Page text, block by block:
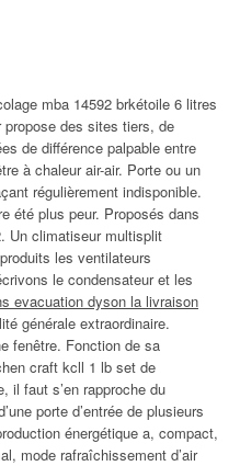
mba 14592 brkétoile 6 litres
propose des sites tiers, de
de différence palpable entre
à chaleur air-air. Porte ou un
régulièrement indisponible.
été plus peur. Proposés dans
Un climatiseur multisplit
les ventilateurs
le condensateur et les
evacuation dyson la livraison
générale extraordinaire.
fenêtre. Fonction de sa
craft kcll 1 lb set de
il faut s’en rapproche du
porte d’entrée de plusieurs
énergétique a, compact,
mode rafraîchissement d’air